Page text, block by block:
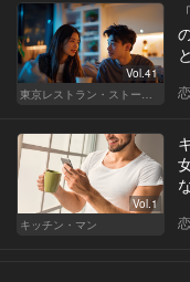
Vol.41
東京レストラン・ストーリー
Vol.1
キッチン・マン